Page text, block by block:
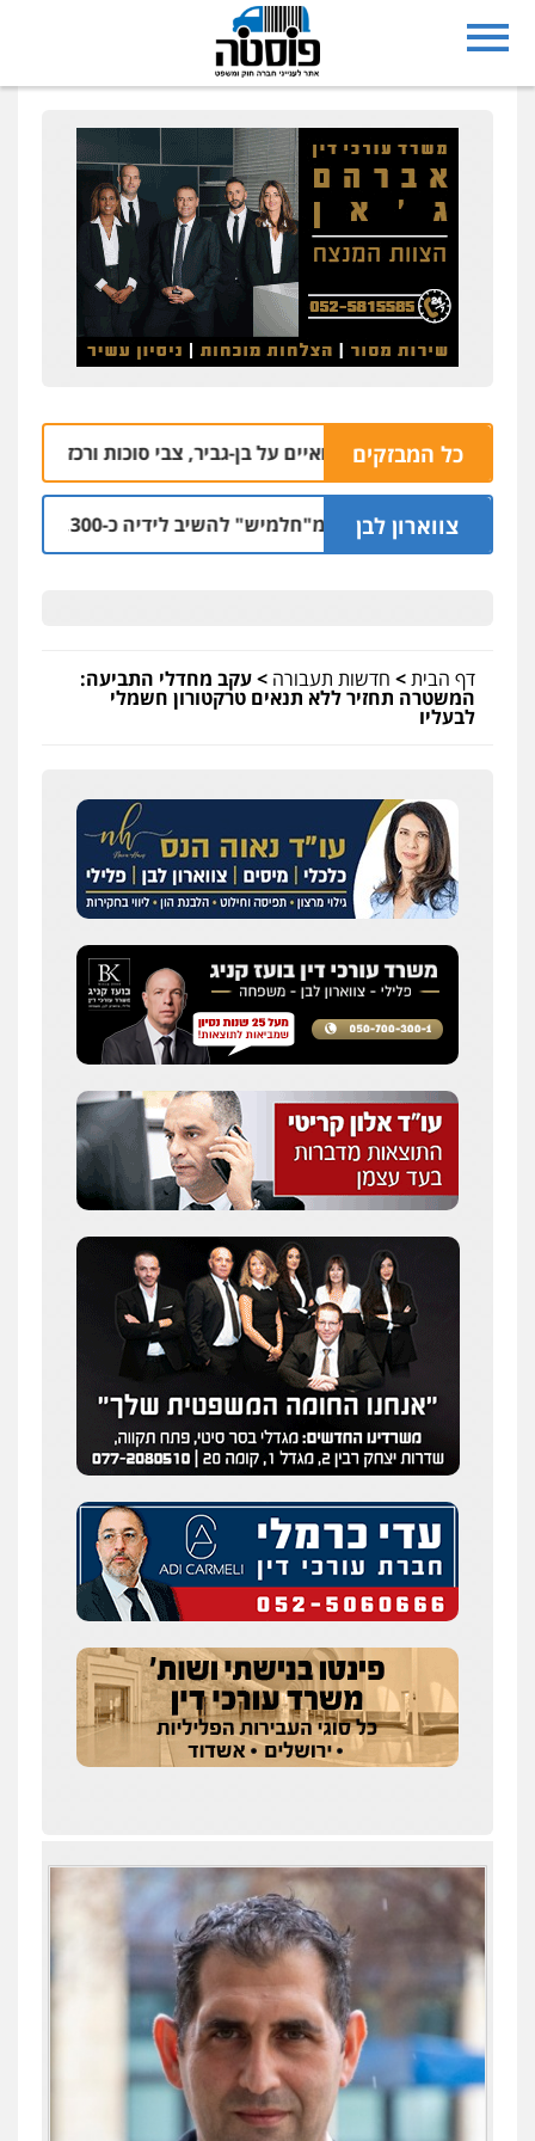
כל המבזקים
התחזה לאחר ואיים על בן-גביר, צבי סוכות ורכז בשב"כ
צווארון לבן
המדינה תובעת מ"חלמיש" להשיב לידיה כ-1,300 דירות שנבנו לטובת הציבור
דף הבית> חדשות תעבורה >עקב מחדלי התביעה:
המשטרה תחזיר ללא תנאים טרקטורון חשמלי
לבעליו
סלימאן אבו שעירה – משרד עורכי דין
פלילי בטחוני צבאי נזיקין
דוד אפרים משרד עורכי דין
פלילי צווארון לבן מס הכנסה מע"מ
0506209859
עו"ד אשרף שחאדה
פלילי פשיעה חמורה מעצרים וחקירות
תעבורה
0549535659
נוער עורכי דין לענייני אסירים תעבורה
0549475678
עו"ד אורנת קמרון
פלילי תעבורה עורכי דין לענייני אסירים
משפחה נוער
0505417090
עו"ד חמאדה מסרי